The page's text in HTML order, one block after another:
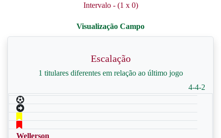
Intervalo - (1 x 0)
Escalação
1 titulares diferentes em relação ao último jogo
4-4-2
Wellerson